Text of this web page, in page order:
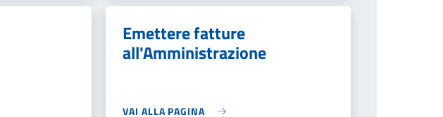
Emettere fatture
all'Amministrazione
VAI ALLA PAGINA